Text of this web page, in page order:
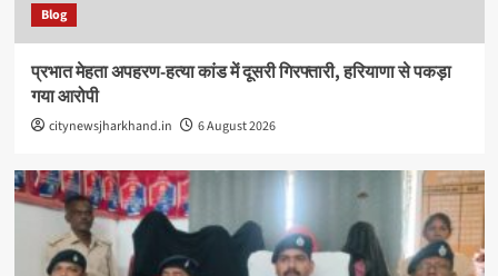
Blog
प्रभात मेहता अपहरण-हत्या कांड में दूसरी गिरफ्तारी, हरियाणा से पकड़ा
गया आरोपी
citynewsjharkhand.in 6 August 2026